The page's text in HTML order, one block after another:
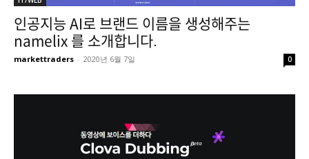
인공지능 AI로 브랜드 이름을 생성해주는
namelix 를 소개합니다.
markettraders - 2020년 6월 7일 0